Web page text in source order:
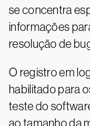
se concentra
informações
resolução de
O registro em
habilitado para
teste do
ao tamanho da